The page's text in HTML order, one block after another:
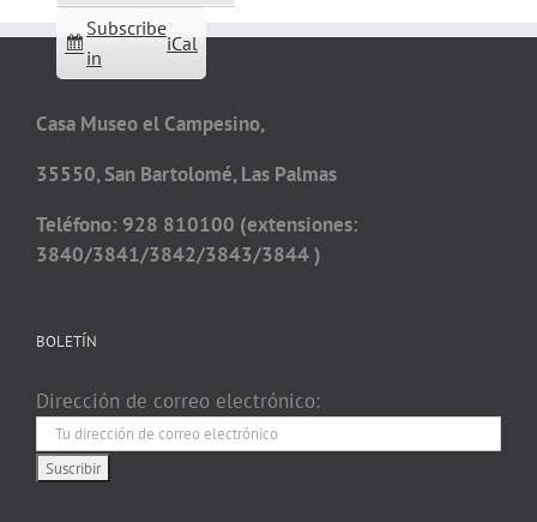
Subscribe
in
iCal
Casa Museo el Campesino,
35550, San Bartolomé, Las Palmas
Teléfono: 928 810100 (extensiones:
3840/3841/3842/3843/3844 )
BOLETÍN
Dirección de correo electrónico: